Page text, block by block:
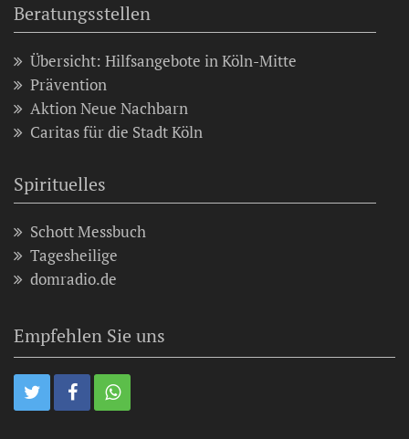
Beratungsstellen
Übersicht: Hilfsangebote in Köln-Mitte
Prävention
Aktion Neue Nachbarn
Caritas für die Stadt Köln
Spirituelles
Schott Messbuch
Tagesheilige
domradio.de
Empfehlen Sie uns